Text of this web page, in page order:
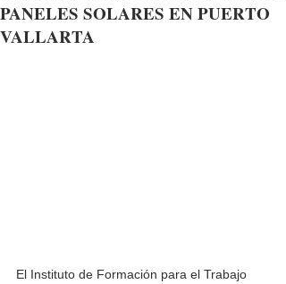
PANELES SOLARES EN PUERTO
VALLARTA
El Instituto de Formación para el Trabajo